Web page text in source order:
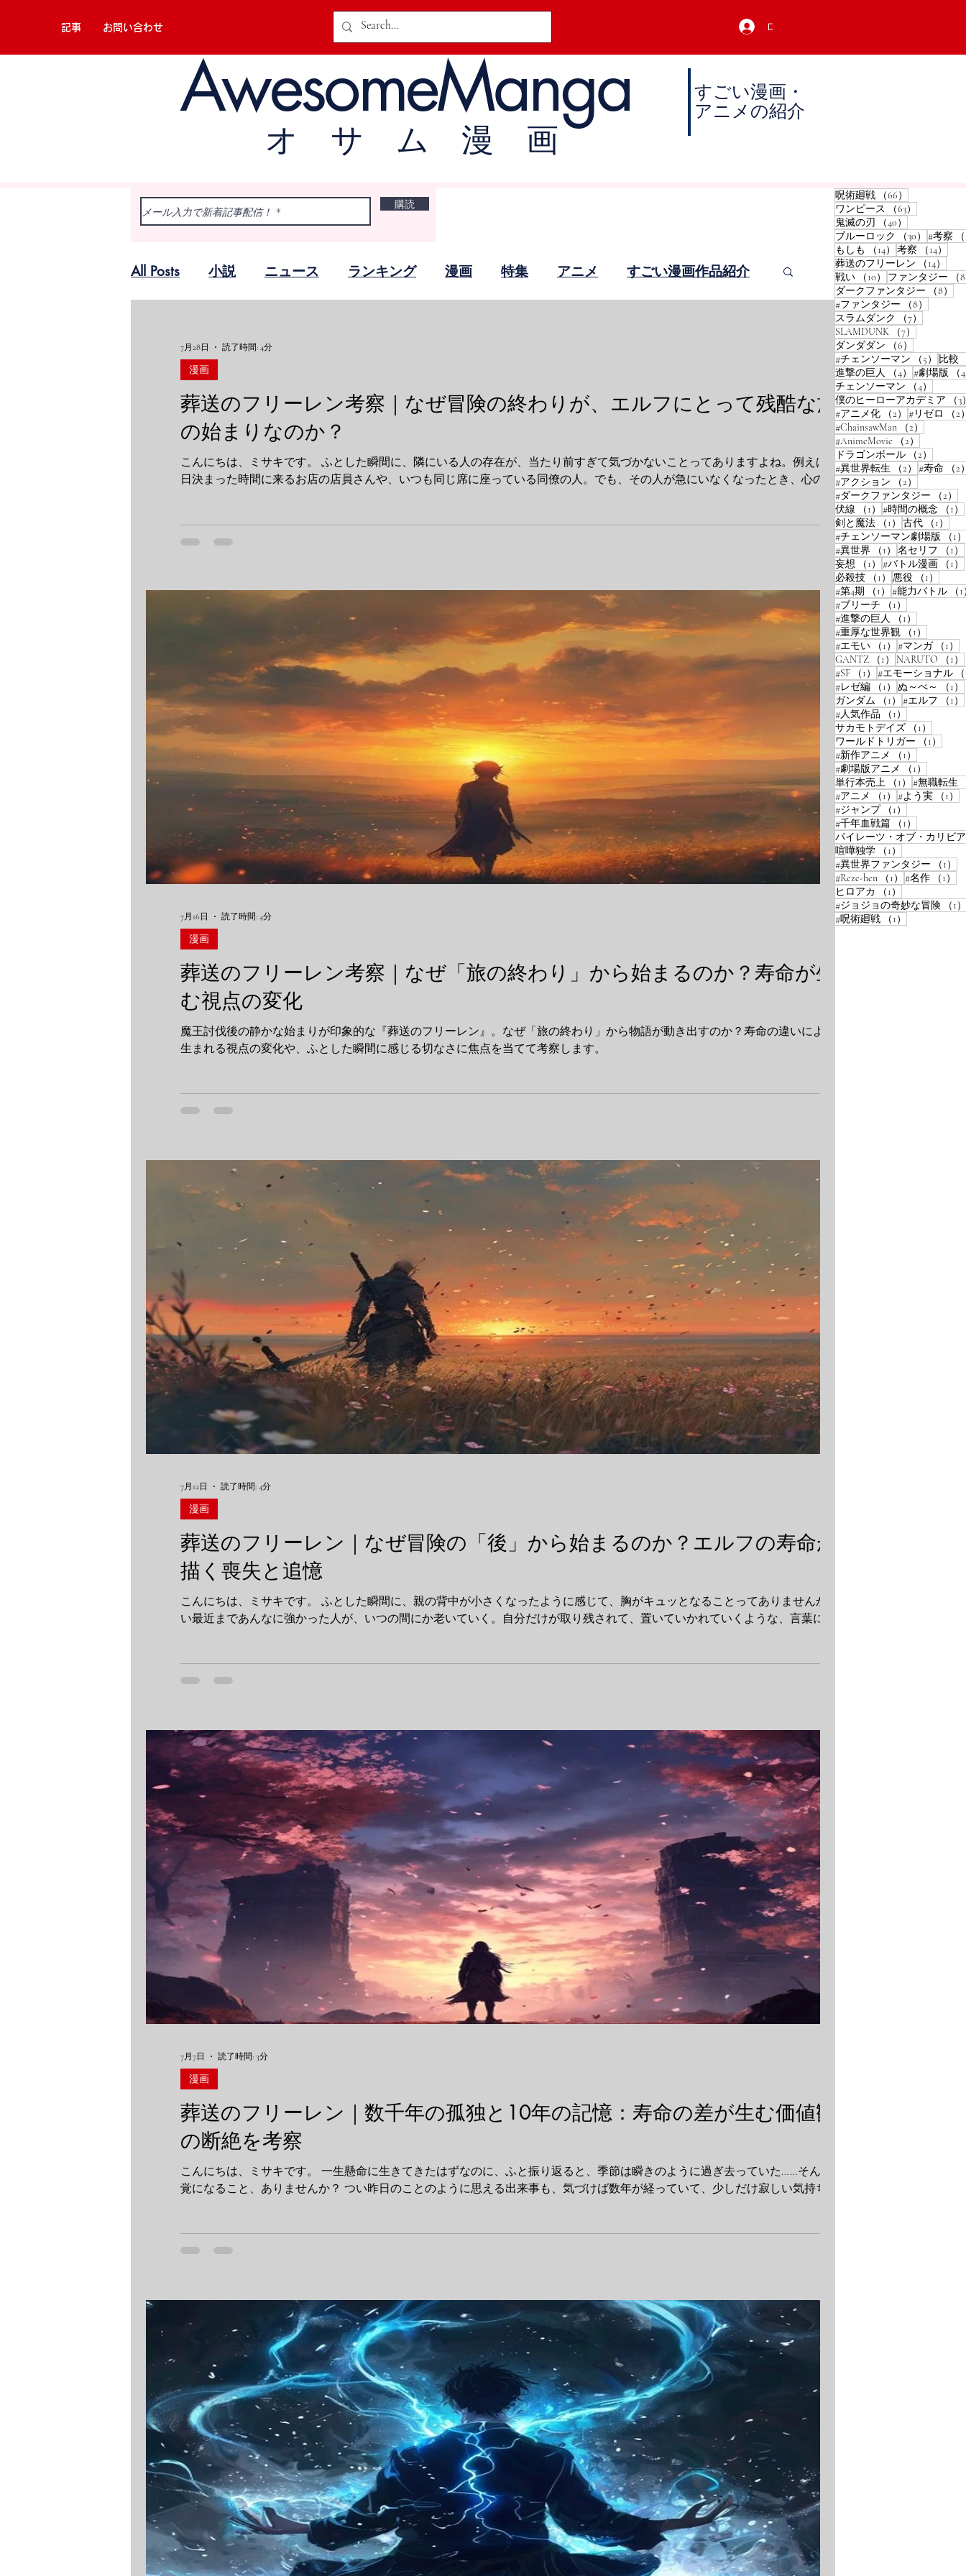
記事 お問い合わせ ログイン
AwesomeManga
オサム漫画
すごい漫画・
アニメの紹介
購読
All Posts 小説 ニュース ランキング 漫画 特集 アニメ すごい漫画作品紹介
葬送のフリーレン考察｜なぜ冒険の終わりが、エルフにとって残酷な旅
の始まりなのか？
こんにちは、ミサキです。 ふとした瞬間に、隣にいる人の存在が、当たり前すぎて気づかないことってありますよね。例えば、毎
日決まった時間に来るお店の店員さんや、いつも同じ席に座っている同僚の人。でも、その人が急にいなくなったとき、心の中...
漫画
7月28日 読了時間: 4分
葬送のフリーレン考察｜なぜ「旅の終わり」から始まるのか？寿命が生
む視点の変化
魔王討伐後の静かな始まりが印象的な『葬送のフリーレン』。なぜ「旅の終わり」から物語が動き出すのか？寿命の違いによって
生まれる視点の変化や、ふとした瞬間に感じる切なさに焦点を当てて考察します。
漫画
7月16日 読了時間: 4分
葬送のフリーレン｜なぜ冒険の「後」から始まるのか？エルフの寿命が
描く喪失と追憶
こんにちは、ミサキです。 ふとした瞬間に、親の背中が小さくなったように感じて、胸がキュッとなることってありませんか。 つ
い最近まであんなに強かった人が、いつの間にか老いていく。自分だけが取り残されて、置いていかれていくような、言葉に...
漫画
7月12日 読了時間: 4分
葬送のフリーレン｜数千年の孤独と10年の記憶：寿命の差が生む価値観
の断絶を考察
こんにちは、ミサキです。 一生懸命に生きてきたはずなのに、ふと振り返ると、季節は瞬きのように過ぎ去っていた……そんな感
覚になること、ありませんか？ つい昨日のことのように思える出来事も、気づけば数年が経っていて、少しだけ寂しい気持ち...
漫画
7月7日 読了時間: 3分
呪術廻戦 （66）
ワンピース
（63）
鬼滅の刃
（40）
ブルーロック
（30） 30件の
#考察
もしも
（14） 14件の記事
考察 （14）
葬送のフリーレン
（14）
戦い
（10） 10件の記事
ファンタジー
（
ダークファンタジー
（8）
#ファンタジー
（8）
スラムダンク
（7）
SLAMDUNK
（7）
ダンダダン
（6）
#チェンソーマン
（5） 5件の
比較
進撃の巨人
（4） 4件の記事
#劇場版
チェンソーマン
（4）
僕のヒーローアカデミア
（
#アニメ化
（2） 2件の記事
#リゼロ
（2
#ChainsawMan
（2）
#AnimeMovie
（2）
ドラゴンボール
（2）
#異世界転生
（2） 2件の記事
#寿命
（2
#アクション
（2）
#ダークファンタジー
（2）
伏線
（1） 1件の記事
#時間の概念 （1）
剣と魔法
（1） 1件の記事
古代 （1）
#チェンソーマン劇場版
（1）
#異世界
（1） 1件の記事
名セリフ （1）
妄想
（1） 1件の記事
#バトル漫画 （1）
必殺技
（1） 1件の記事
悪役 （1）
#第4期
（1） 1件の記事
#能力バトル
（
#ブリーチ
（1）
#進撃の巨人
（1）
#重厚な世界観
（1）
#エモい
（1） 1件の記事
#マンガ （1）
GANTZ
（1） 1件の記事
NARUTO （1）
#SF
（1） 1件の記事
#エモーショナル
#レゼ編
（1） 1件の記事
ぬ～べ～ （1）
ガンダム
（1） 1件の記事
#エルフ （1）
#人気作品
（1）
サカモトデイズ
（1）
ワールドトリガー
（1）
#新作アニメ
（1）
#劇場版アニメ
（1）
単行本売上
（1） 1件の記事
#無職転生
#アニメ
（1） 1件の記事
#よう実 （1）
#ジャンプ
（1）
#千年血戦篇
（1）
パイレーツ・オブ・カリビ
喧嘩独学
（1）
#異世界ファンタジー
（1）
#Reze-hen
（1） 1件の記事
#名作 （1）
ヒロアカ
（1）
#ジョジョの奇妙な冒険
（1）
#呪術廻戦
（1）